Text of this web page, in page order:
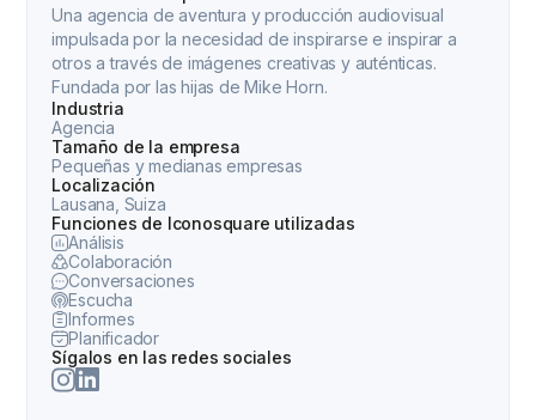
Una agencia de aventura y producción audiovisual
impulsada por la necesidad de inspirarse e inspirar a
otros a través de imágenes creativas y auténticas.
Fundada por las hijas de Mike Horn.
Industria
Agencia
Tamaño de la empresa
Pequeñas y medianas empresas
Localización
Lausana, Suiza
Funciones de Iconosquare utilizadas
Análisis
Colaboración
Conversaciones
Escucha
Informes
Planificador
Sígalos en las redes sociales